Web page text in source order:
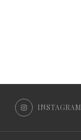
INSTAGRAM